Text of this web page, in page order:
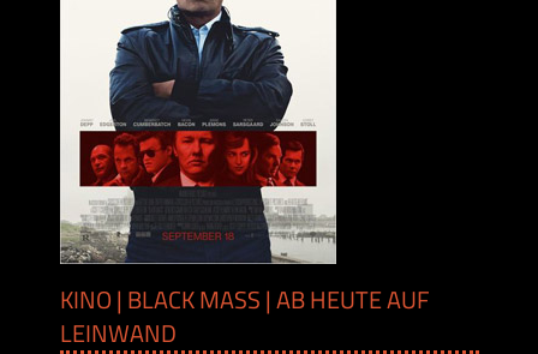
KINO | BLACK MASS | AB HEUTE AUF
LEINWAND